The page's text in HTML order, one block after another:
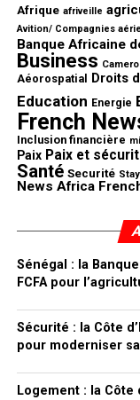
Afrique afriveille
Avition/ Compagnies
Banque Africaine
Business
Aéorospatial
Droits
Education Energie
French
Inclusion financière
Paix Paix et
Santé Securité
News Africa
Sénégal : la
FCFA pour
Sécurité : la Côte
pour moderniser
Logement : la Côte